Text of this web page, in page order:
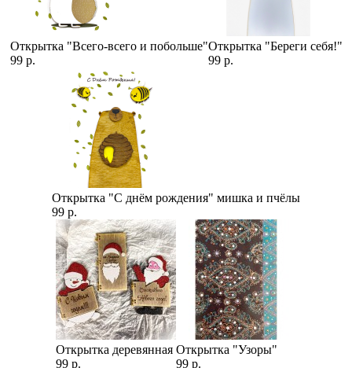
Открытка "Всего-всего и побольше"
99 р.
Открытка "Береги себя!"
99 р.
Открытка "С днём рождения" мишка и пчёлы
99 р.
Открытка деревянная
99 р.
Открытка "Узоры"
99 р.